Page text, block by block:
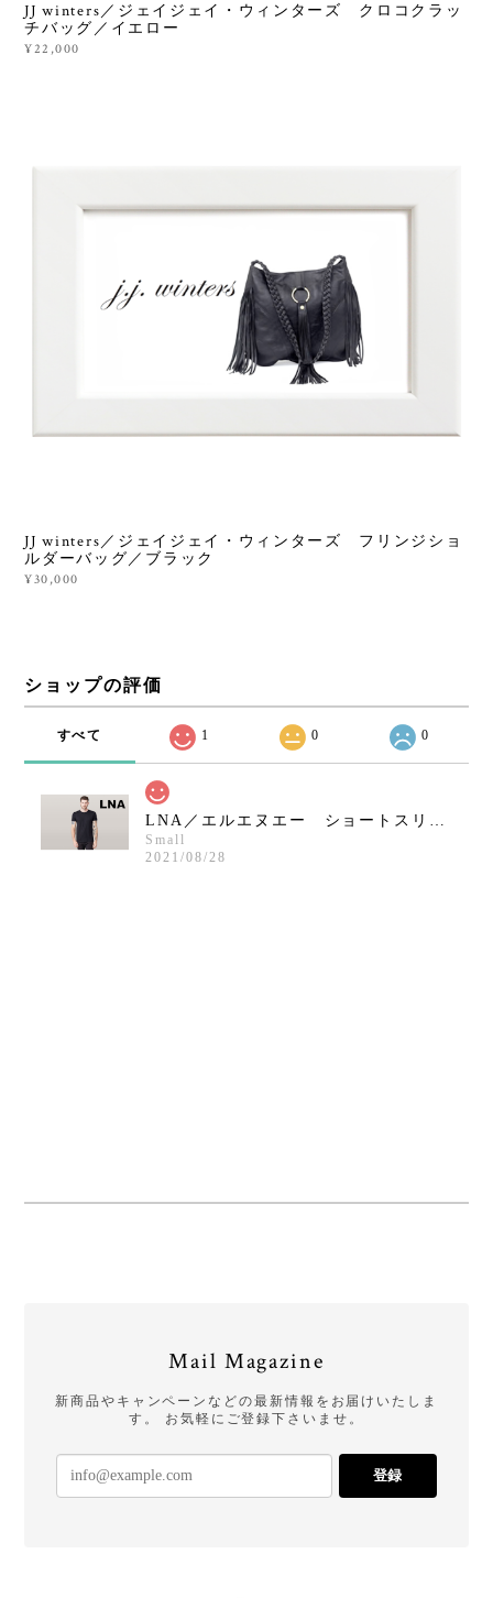
JJ winters／ジェイジェイ・ウィンターズ クロコクラッ
チバッグ／イエロー
¥22,000
JJ winters／ジェイジェイ・ウィンターズ フリンジショ
ルダーバッグ／ブラック
¥30,000
ショップの評価
すべて 1 0 0
LNA／エルエヌエー ショートスリーブクルーネックシャツ／ブラック
Small
2021/08/28
Mail Magazine
新商品やキャンペーンなどの最新情報をお届けいたしま
す。 お気軽にご登録下さいませ。
登録